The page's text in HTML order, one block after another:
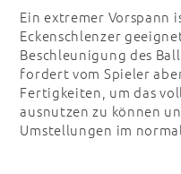
Ein extremer Vorspann
Eckenschlenzer
Beschleunigung des
fordert vom Spieler
Fertigkeiten, um das
ausnutzen zu können
Umstellungen im